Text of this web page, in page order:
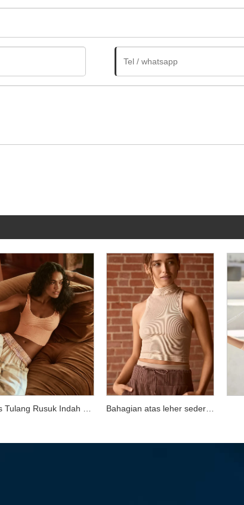
Atas Tulang Rusuk Indah Lancar Bahagian atas leher sederhana